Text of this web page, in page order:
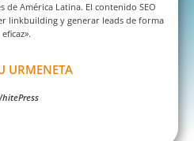
América Latina. El contenido SEO
linkbuilding y generar leads de forma
eficaz».
URMENETA